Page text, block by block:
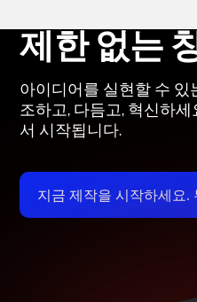
제한 없는
아이디어를 실현할 수 있
조하고, 다듬고, 혁신하세
서 시작됩니다.
지금 제작을 시작하세요.